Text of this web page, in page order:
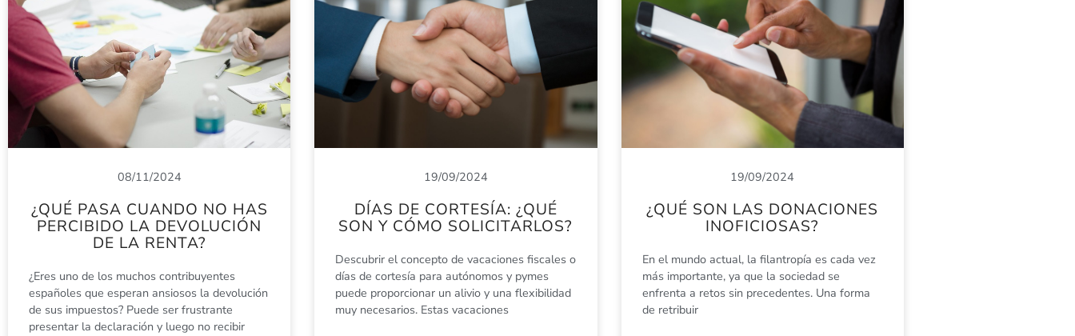
08/11/2024
¿QUÉ PASA CUANDO NO HAS
PERCIBIDO LA DEVOLUCIÓN
DE LA RENTA?
¿Eres uno de los muchos contribuyentes
españoles que esperan ansiosos la devolución
de sus impuestos? Puede ser frustrante
presentar la declaración y luego no recibir
19/09/2024
DÍAS DE CORTESÍA: ¿QUÉ
SON Y CÓMO SOLICITARLOS?
Descubrir el concepto de vacaciones fiscales o
días de cortesía para autónomos y pymes
puede proporcionar un alivio y una flexibilidad
muy necesarios. Estas vacaciones
19/09/2024
¿QUÉ SON LAS DONACIONES
INOFICIOSAS?
En el mundo actual, la filantropía es cada vez
más importante, ya que la sociedad se
enfrenta a retos sin precedentes. Una forma
de retribuir